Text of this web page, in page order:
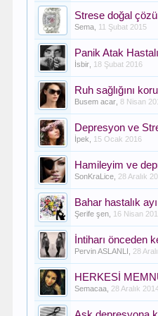
Strese doğal
Sema 11 Şubat 2015
Panik Atak
İsbir 18 Şubat 2016
Ruh sağlığını
Busem acar ,8 Nisan
Depresyon ve
İpek 15 Ocak 2016
Hamileyim ve
SonKraLice 28 Aralık
Bahar hastalık
Şerife şen 16 Nisan
İntiharı önceden
Pervin ASLANLI 28
HERKESİ
Semacaa 28 Aralık